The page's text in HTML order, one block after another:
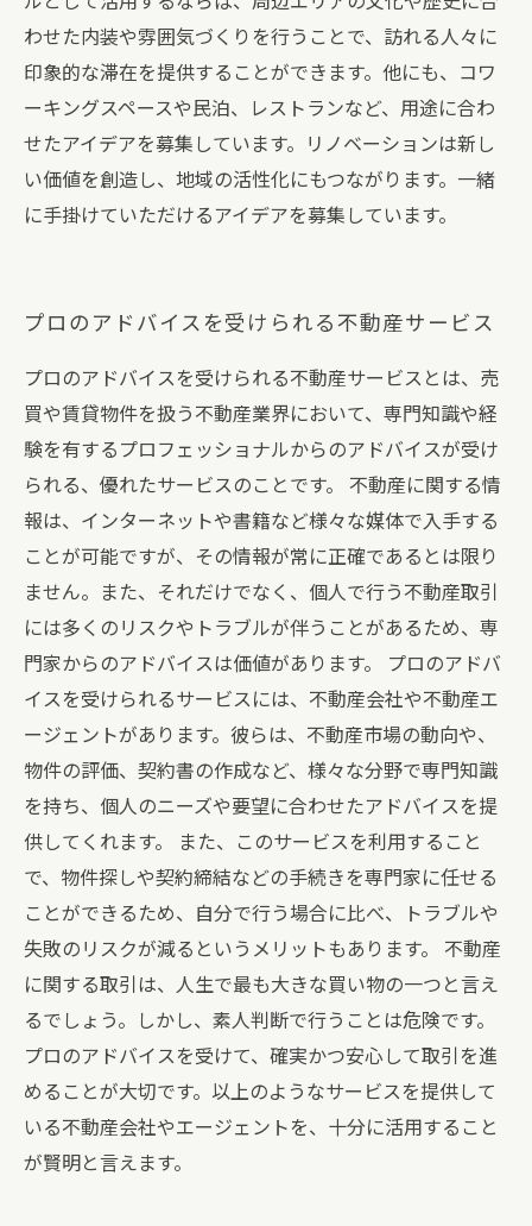
わせた内装や雰囲気づくりを行うことで、訪れる人々に
印象的な滞在を提供することができます。他にも、コワ
ーキングスペースや民泊、レストランなど、用途に合わ
せたアイデアを募集しています。リノベーションは新し
い価値を創造し、地域の活性化にもつながります。一緒
に手掛けていただけるアイデアを募集しています。
プロのアドバイスを受けられる不動産サービス
プロのアドバイスを受けられる不動産サービスとは、売
買や賃貸物件を扱う不動産業界において、専門知識や経
験を有するプロフェッショナルからのアドバイスが受け
られる、優れたサービスのことです。 不動産に関する情
報は、インターネットや書籍など様々な媒体で入手する
ことが可能ですが、その情報が常に正確であるとは限り
ません。また、それだけでなく、個人で行う不動産取引
には多くのリスクやトラブルが伴うことがあるため、専
門家からのアドバイスは価値があります。 プロのアドバ
イスを受けられるサービスには、不動産会社や不動産エ
ージェントがあります。彼らは、不動産市場の動向や、
物件の評価、契約書の作成など、様々な分野で専門知識
を持ち、個人のニーズや要望に合わせたアドバイスを提
供してくれます。 また、このサービスを利用すること
で、物件探しや契約締結などの手続きを専門家に任せる
ことができるため、自分で行う場合に比べ、トラブルや
失敗のリスクが減るというメリットもあります。 不動産
に関する取引は、人生で最も大きな買い物の一つと言え
るでしょう。しかし、素人判断で行うことは危険です。
プロのアドバイスを受けて、確実かつ安心して取引を進
めることが大切です。以上のようなサービスを提供して
いる不動産会社やエージェントを、十分に活用すること
が賢明と言えます。